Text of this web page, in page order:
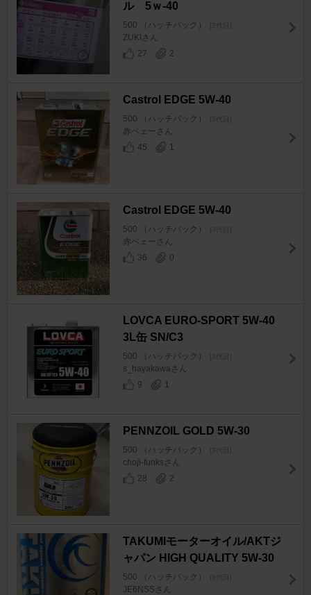
ル 5ｗ-40
500 （ハッチバック） [3代目]
ZUKIさん
27
2
Castrol EDGE 5W-40
500 （ハッチバック） [3代目]
赤ベェーさん
45
1
Castrol EDGE 5W-40
500 （ハッチバック） [3代目]
赤ベェーさん
36
0
LOVCA EURO-SPORT 5W-40
3L缶 SN/C3
500 （ハッチバック） [3代目]
s_hayakawaさん
9
1
PENNZOIL GOLD 5W-30
500 （ハッチバック） [3代目]
choji-funksさん
28
2
TAKUMIモーターオイル/AKTジ
ャパン HIGH QUALITY 5W-30
500 （ハッチバック） [3代目]
JE6NSSさん